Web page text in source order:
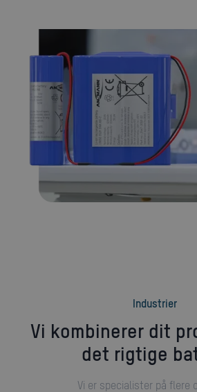
industrier
Vi kombinerer dit produkt med
det rigtige
Vi er specialister på flere